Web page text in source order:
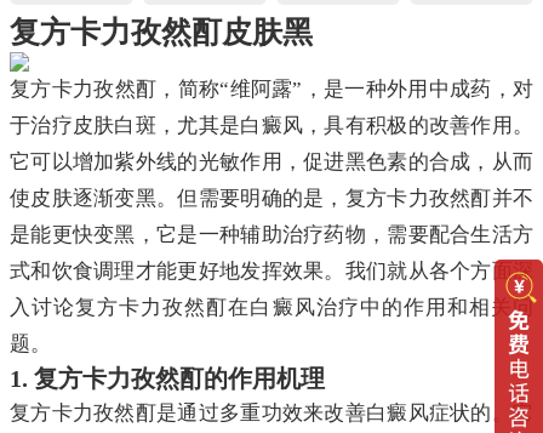
复方卡力孜然酊皮肤黑
复方卡力孜然酊，简称“维阿露”，是一种外用中成药，对
于治疗皮肤白斑，尤其是白癜风，具有积极的改善作用。
它可以增加紫外线的光敏作用，促进黑色素的合成，从而
使皮肤逐渐变黑。但需要明确的是，复方卡力孜然酊并不
是能更快变黑，它是一种辅助治疗药物，需要配合生活方
式和饮食调理才能更好地发挥效果。我们就从各个方面深
入讨论复方卡力孜然酊在白癜风治疗中的作用和相关问
题。
1. 复方卡力孜然酊的作用机理
复方卡力孜然酊是通过多重功效来改善白癜风症状的。它